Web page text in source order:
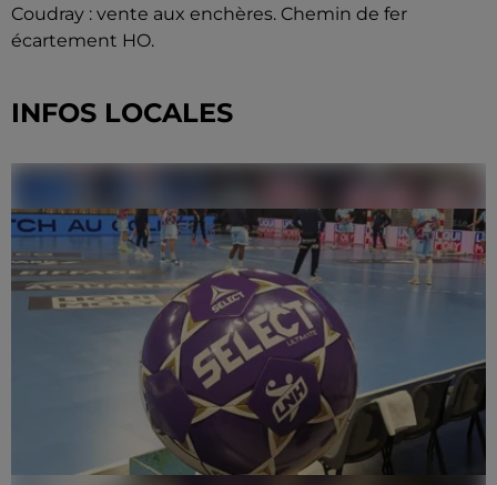
Coudray : vente aux enchères. Chemin de fer
écartement HO.
INFOS LOCALES